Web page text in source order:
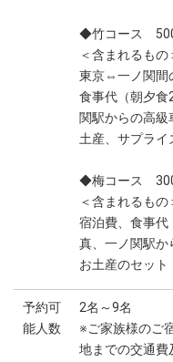
◆竹コース
＜含まれるもの
東京⇔一ノ関間
食事代（朝夕食
関駅からの高
土産、サプライ
◆梅コース
＜含まれるもの
宿泊費、食事代
真、一ノ関駅か
お土産のセット
予約可
能人数
2名～9名
※ご家族様のご
地までの交通費